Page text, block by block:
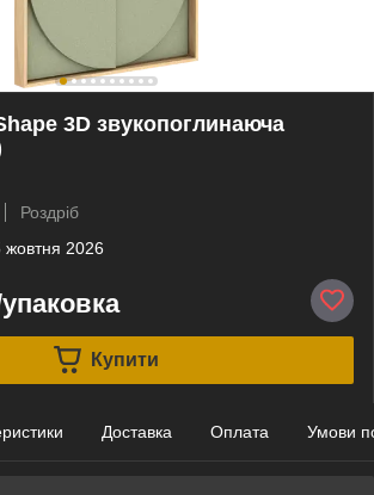
3D звукопоглинаюча
Роздріб
жовтня 2026
Купити
Доставка Оплата Умови